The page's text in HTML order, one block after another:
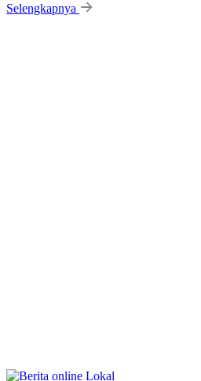
Selengkapnya